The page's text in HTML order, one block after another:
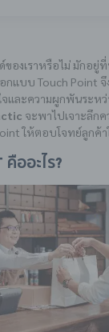
องเราหรือไม่ มักอยู่
กแบบ Touch Point จึ
จและความผูกพันระห
จะพาไปเจาะลึก
ให้ตอบโจทย์ลูกค้
อะไร?